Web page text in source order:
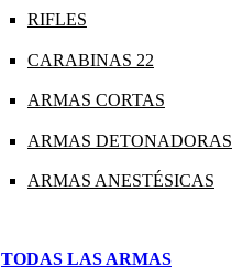
RIFLES
CARABINAS 22
ARMAS CORTAS
ARMAS DETONADORAS
ARMAS ANESTÉSICAS
TODAS LAS ARMAS